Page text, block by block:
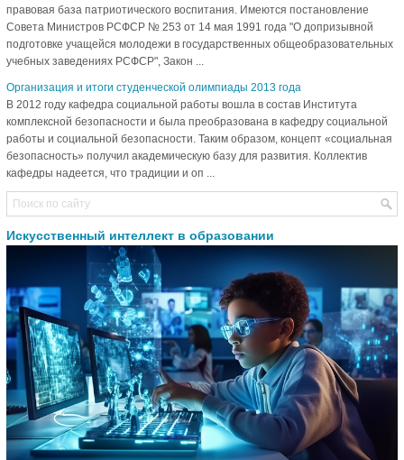
правовая база патриотического воспитания. Имеются постановление
Совета Министров РСФСР № 253 от 14 мая 1991 года "О допризывной
подготовке учащейся молодежи в государственных общеобразовательных
учебных заведениях РСФСР", Закон ...
Организация и итоги студенческой олимпиады 2013 года
В 2012 году кафедра социальной работы вошла в состав Института
комплексной безопасности и была преобразована в кафедру социальной
работы и социальной безопасности. Таким образом, концепт «социальная
безопасность» получил академическую базу для развития. Коллектив
кафедры надеется, что традиции и оп ...
Искусственный интеллект в образовании